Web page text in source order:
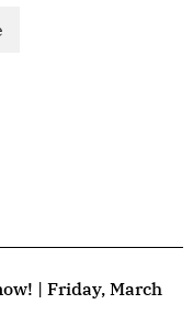
| Friday, March